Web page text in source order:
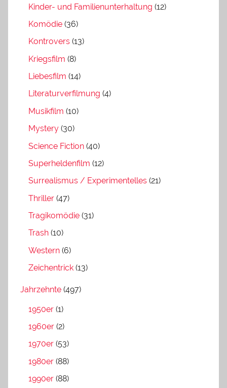
Kinder- und Familienunterhaltung (12)
Komödie (36)
Kontrovers (13)
Kriegsfilm (8)
Liebesfilm (14)
Literaturverfilmung (4)
Musikfilm (10)
Mystery (30)
Science Fiction (40)
Superheldenfilm (12)
Surrealismus / Experimentelles (21)
Thriller (47)
Tragikomödie (31)
Trash (10)
Western (6)
Zeichentrick (13)
Jahrzehnte (497)
1950er (1)
1960er (2)
1970er (53)
1980er (88)
1990er (88)